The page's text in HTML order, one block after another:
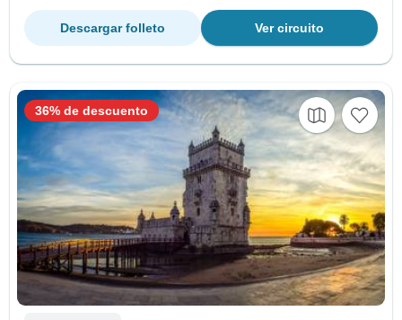
Ver circuito
Descargar folleto
36% de descuento